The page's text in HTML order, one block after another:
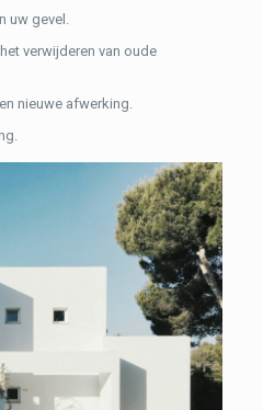
uw gevel.
verwijderen van oude
nieuwe afwerking.